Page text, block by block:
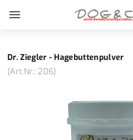
Dr. Ziegler - Hagebuttenpulver
(Art.Nr.: 206)